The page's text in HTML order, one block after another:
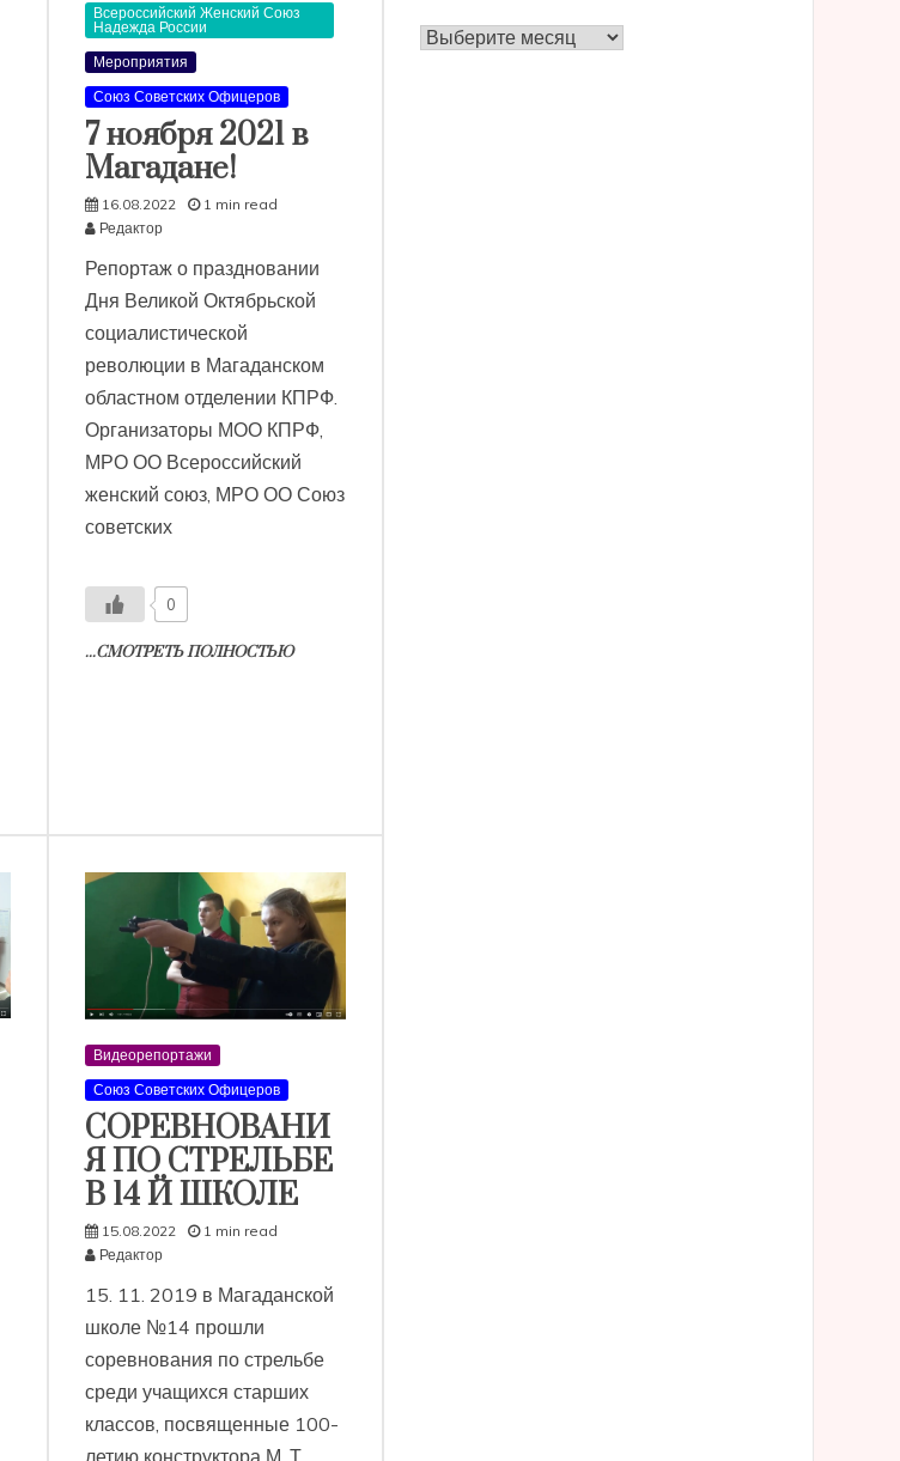
Всероссийский Женский Союз
Надежда России
Мероприятия
Союз Советских Офицеров
7 ноября 2021 в
Магадане!
16.08.2022
1 min read
Редактор
Репортаж о праздновании
Дня Великой Октябрьской
социалистической
революции в Магаданском
областном отделении КПРФ.
Организаторы МОО КПРФ,
МРО ОО Всероссийский
женский союз, МРО ОО Союз
советских
0
...СМОТРЕТЬ ПОЛНОСТЬЮ
Видеорепортажи
Союз Советских Офицеров
СОРЕВНОВАНИ
Я ПО СТРЕЛЬБЕ
В 14 Й ШКОЛЕ
15.08.2022
1 min read
Редактор
15. 11. 2019 в Магаданской
школе №14 прошли
соревнования по стрельбе
среди учащихся старших
классов, посвященные 100-
летию конструктора М. Т.
Архив